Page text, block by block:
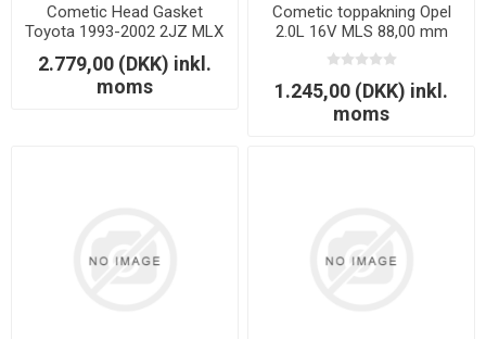
Cometic Head Gasket
Toyota 1993-2002 2JZ MLX
87mm 1.32mm
2.779,00 (DKK) inkl.
moms
Cometic toppakning Opel
2.0L 16V MLS 88,00 mm
1,30 mm
1.245,00 (DKK) inkl.
moms